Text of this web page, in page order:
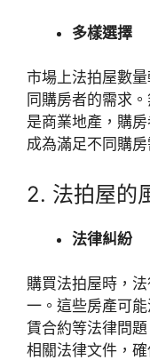
多樣選擇
市場上法拍屋數
同購房者的需求
是商業地產，購
成為滿足不同購
2. 法拍屋的
法律糾紛
購買法拍屋時，
一。這些房產可
賃合約等法律問
相關法律文件，